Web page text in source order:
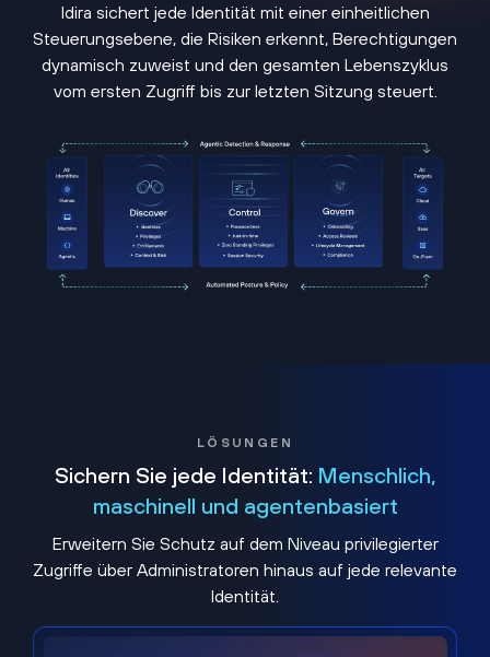
Idira sichert jede Identität mit einer einheitlichen
Steuerungsebene, die Risiken erkennt, Berechtigungen
dynamisch zuweist und den gesamten Lebenszyklus
vom ersten Zugriff bis zur letzten Sitzung steuert.
LÖSUNGEN
Sichern Sie jede Identität: Menschlich,
maschinell und agentenbasiert
Erweitern Sie Schutz auf dem Niveau privilegierter
Zugriffe über Administratoren hinaus auf jede relevante
Identität.